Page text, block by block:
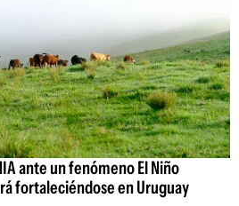
ante un fenómeno El Niño
fortaleciéndose en Uruguay